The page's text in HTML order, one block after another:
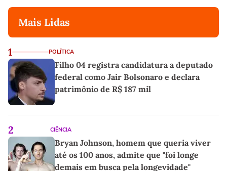
Mais Lidas
1 POLÍTICA
Filho 04 registra candidatura a deputado
federal como Jair Bolsonaro e declara
patrimônio de R$ 187 mil
2 CIÊNCIA
Bryan Johnson, homem que queria viver
até os 100 anos, admite que "foi longe
demais em busca pela longevidade"